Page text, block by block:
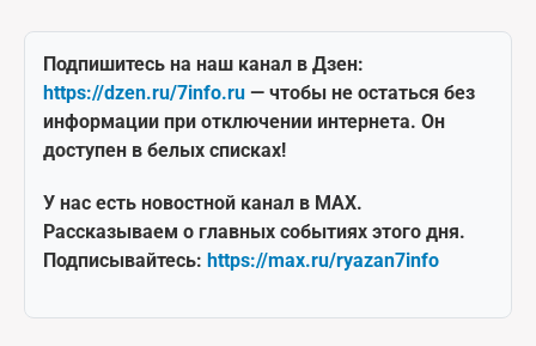
Подпишитесь на наш канал в Дзен:
https://dzen.ru/7info.ru — чтобы не остаться без
информации при отключении интернета. Он
доступен в белых списках!
У нас есть новостной канал в MAX.
Рассказываем о главных событиях этого дня.
Подписывайтесь: https://max.ru/ryazan7info